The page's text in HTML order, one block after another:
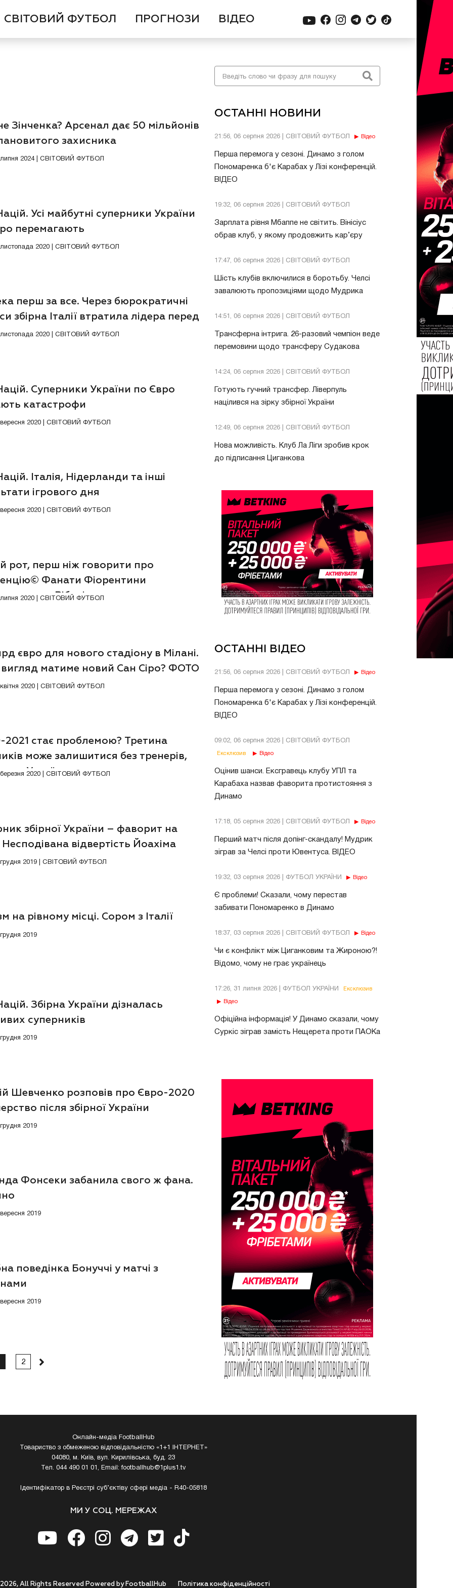
СВІТОВИЙ ФУТБОЛ ПРОГНОЗИ ВІДЕО
ОСТАННІ НОВИНИ
21:56, 06 серпня 2026 | СВІТОВИЙ ФУТБОЛ Відео
Перша перемога у сезоні. Динамо з голом
Пономаренка б'є Карабах у Лізі конференцій.
ВІДЕО
19:32, 06 серпня 2026 | СВІТОВИЙ ФУТБОЛ
Зарплата рівня Мбаппе не світить. Вінісіус
обрав клуб, у якому продовжить кар’єру
17:47, 06 серпня 2026 | СВІТОВИЙ ФУТБОЛ
Шість клубів включилися в боротьбу. Челсі
завалюють пропозиціями щодо Мудрика
14:51, 06 серпня 2026 | СВІТОВИЙ ФУТБОЛ
Трансферна інтрига. 26-разовий чемпіон веде
перемовини щодо трансферу Судакова
14:24, 06 серпня 2026 | СВІТОВИЙ ФУТБОЛ
Готують гучний трансфер. Ліверпуль
націлився на зірку збірної України
12:49, 06 серпня 2026 | СВІТОВИЙ ФУТБОЛ
Нова можливість. Клуб Ла Ліги зробив крок
до підписання Циганкова
ОСТАННІ ВІДЕО
21:56, 06 серпня 2026 | СВІТОВИЙ ФУТБОЛ Відео
Перша перемога у сезоні. Динамо з голом
Пономаренка б'є Карабах у Лізі конференцій.
ВІДЕО
09:02, 06 серпня 2026 | СВІТОВИЙ ФУТБОЛ
Ексклюзив Відео
Оцінив шанси. Ексгравець клубу УПЛ та
Карабаха назвав фаворита протистояння з
Динамо
17:18, 05 серпня 2026 | СВІТОВИЙ ФУТБОЛ Відео
Перший матч після допінг-скандалу! Мудрик
зіграв за Челсі проти Ювентуса. ВІДЕО
19:32, 03 серпня 2026 | ФУТБОЛ УКРАЇНИ Відео
Є проблеми! Сказали, чому перестав
забивати Пономаренко в Динамо
18:37, 03 серпня 2026 | СВІТОВИЙ ФУТБОЛ Відео
Чи є конфлікт між Циганковим та Жироною?!
Відомо, чому не грає українець
17:26, 31 липня 2026 | ФУТБОЛ УКРАЇНИ Ексклюзив
Відео
Офіційна інформація! У Динамо сказали, чому
Суркіс зіграв замість Нещерета проти ПАОКа
Зінченка? Арсенал дає 50 мільйонів
захисника
липня 2024 | СВІТОВИЙ ФУТБОЛ
Усі майбутні суперники України
перемагають
листопада 2020 | СВІТОВИЙ ФУТБОЛ
перш за все. Через бюрократичні
збірна Італії втратила лідера перед
матчами
листопада 2020 | СВІТОВИЙ ФУТБОЛ
Суперники України по Євро
катастрофи
вересня 2020 | СВІТОВИЙ ФУТБОЛ
Італія, Нідерланди та інші
ігрового дня
вересня 2020 | СВІТОВИЙ ФУТБОЛ
рот, перш ніж говорити про
Фанати Фіорентини
Рібері
липня 2020 | СВІТОВИЙ ФУТБОЛ
євро для нового стадіону в Мілані.
матиме новий Сан Сіро? ФОТО
квітня 2020 | СВІТОВИЙ ФУТБОЛ
стає проблемою? Третина
може залишитися без тренерів,
них Україна
березня 2020 | СВІТОВИЙ ФУТБОЛ
збірної України – фаворит на
відвертість Йоахіма
грудня 2019 | СВІТОВИЙ ФУТБОЛ
на рівному місці. Сором з Італії
грудня 2019
Збірна України дізналась
суперників
2019
Шевченко розповів про Євро-2020
після збірної України
2019
Фонсеки забанила свого ж фана.
2019
поведінка Бонуччі у матчі з
2019
2
Онлайн-медіа FootballHub
Товариство з обмеженою відповідальністю «1+1 ІНТЕРНЕТ»
04080, м. Київ, вул. Кирилівська, буд. 23
Тел. 044 490 01 01, Email:footballhub@1plus1.tv
Ідентифікатор в Реєстрі суб’єктіву сфері медіа - R40-05818
МИ У СОЦ. МЕРЕЖАХ
Полiтика конфiденцiйностi
All Rights Reserved Powered by FootballHub